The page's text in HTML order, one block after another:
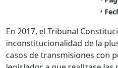
En 2017, el Tribunal
inconstitucionalidad de la
casos de transmisiones con